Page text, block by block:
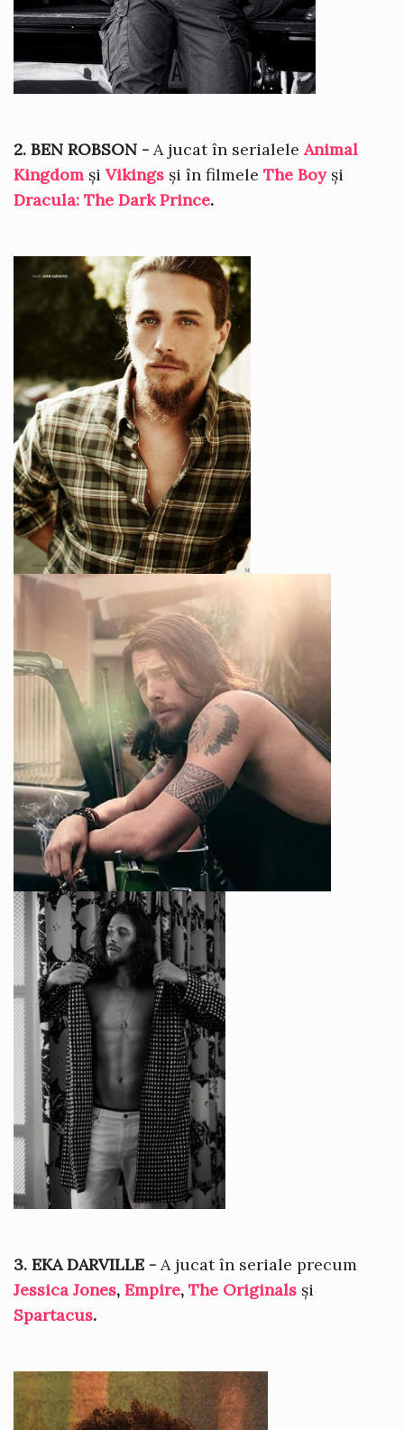
2. BEN ROBSON - A jucat în serialele Animal
Kingdom și Vikings și în filmele The Boy și
Dracula: The Dark Prince.
3. EKA DARVILLE - A jucat în seriale precum
Jessica Jones, Empire, The Originals și
Spartacus.